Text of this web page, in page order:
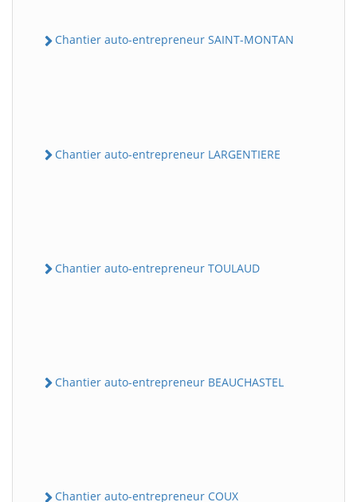
Chantier auto-entrepreneur SAINT-MONTAN
Chantier auto-entrepreneur LARGENTIERE
Chantier auto-entrepreneur TOULAUD
Chantier auto-entrepreneur BEAUCHASTEL
Chantier auto-entrepreneur COUX